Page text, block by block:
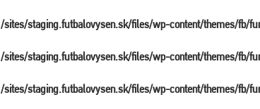
/sites/staging.futbalovysen.sk/files/wp-content/themes/fb/
/sites/staging.futbalovysen.sk/files/wp-content/themes/fb/
/sites/staging.futbalovysen.sk/files/wp-content/themes/fb/